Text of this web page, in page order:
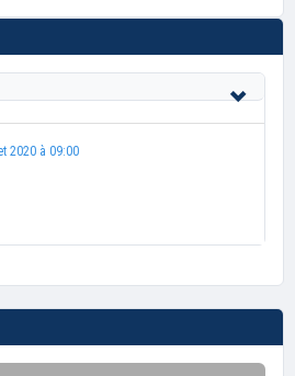
2020 à 09:00